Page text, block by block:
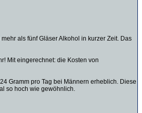
als fünf Gläser Alkohol in kurzer Zeit. Das
Mit eingerechnet: die Kosten von
Gramm pro Tag bei Männern erheblich. Diese
so hoch wie gewöhnlich.